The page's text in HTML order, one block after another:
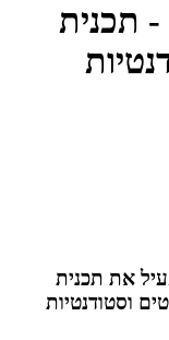
תכנית
את תכנית
וסטודנטיות